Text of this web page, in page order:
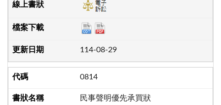
114-08-29
0814
民事聲明優先承買狀